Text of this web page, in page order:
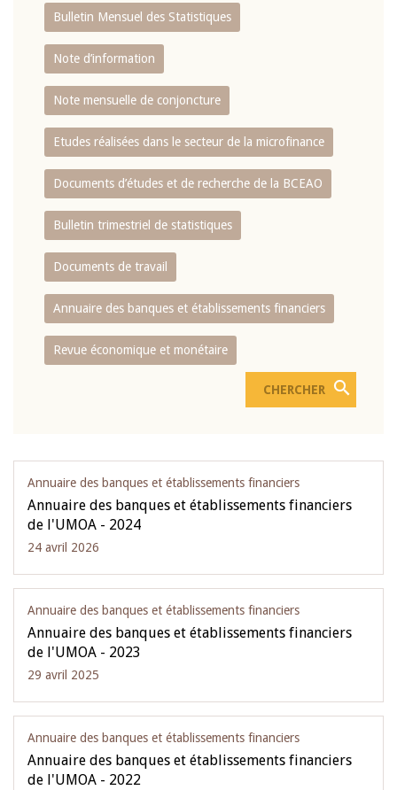
Bulletin Mensuel des Statistiques
Note d’information
Note mensuelle de conjoncture
Etudes réalisées dans le secteur de la microfinance
Documents d’études et de recherche de la BCEAO
Bulletin trimestriel de statistiques
Documents de travail
Annuaire des banques et établissements financiers
Revue économique et monétaire
Annuaire des banques et établissements financiers
Annuaire des banques et établissements financiers
de l'UMOA - 2024
24 avril 2026
Annuaire des banques et établissements financiers
Annuaire des banques et établissements financiers
de l'UMOA - 2023
29 avril 2025
Annuaire des banques et établissements financiers
Annuaire des banques et établissements financiers
de l'UMOA - 2022